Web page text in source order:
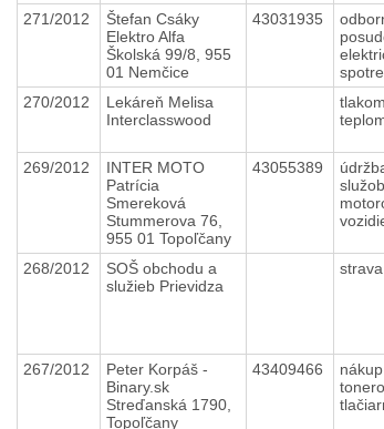
271/2012
Štefan Csáky
Elektro Alfa
Školská 99/8, 955
01 Nemčice
43031935
270/2012
Lekáreň Melisa
Interclasswood
269/2012
INTER MOTO
Patrícia
Smereková
Stummerova 76,
955 01 Topoľčany
43055389
268/2012
SOŠ obchodu a
služieb Prievidza
267/2012
Peter Korpáš -
Binary.sk
Streďanská 1790,
Topoľčany
43409466
nákup